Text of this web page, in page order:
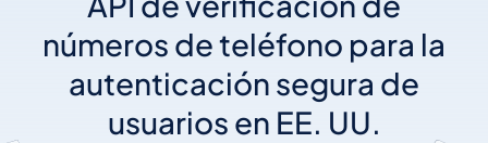
números de teléfono para la
autenticación segura de
usuarios en EE. UU.